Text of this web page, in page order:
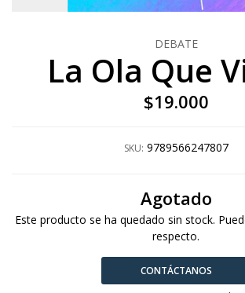
DEBATE
La Ola Que
$19.000
SKU: 9789566247807
Agotado
Este producto se ha quedado sin stock.
respecto.
CONTÁCTANOS